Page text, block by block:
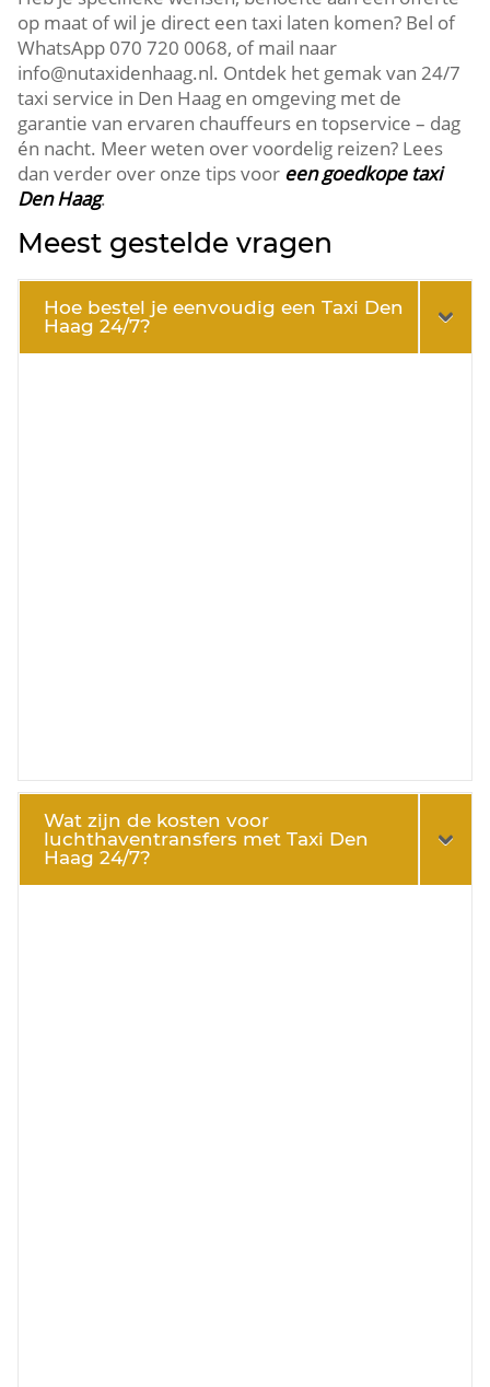
op maat of wil je direct een taxi laten komen? Bel of
WhatsApp 070 720 0068, of mail naar
info@nutaxidenhaag.nl. Ontdek het gemak van 24/7
taxi service in Den Haag en omgeving met de
garantie van ervaren chauffeurs en topservice – dag
én nacht. Meer weten over voordelig reizen? Lees
dan verder over onze tips voor een goedkope taxi
Den Haag.
Meest gestelde vragen
Hoe bestel je eenvoudig een Taxi Den
Haag 24/7?
Wat zijn de kosten voor
luchthaventransfers met Taxi Den
Haag 24/7?